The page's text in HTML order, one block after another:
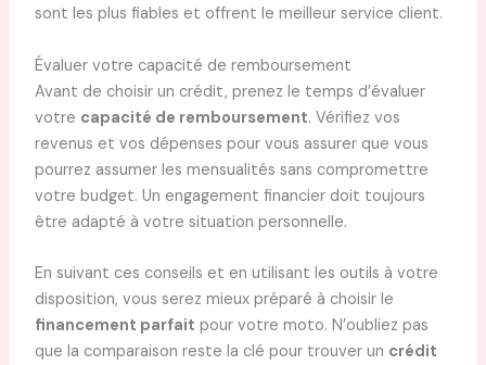
sont les plus fiables et offrent le meilleur service client.
Évaluer votre capacité de remboursement
Avant de choisir un crédit, prenez le temps d’évaluer
votre capacité de remboursement. Vérifiez vos
revenus et vos dépenses pour vous assurer que vous
pourrez assumer les mensualités sans compromettre
votre budget. Un engagement financier doit toujours
être adapté à votre situation personnelle.
En suivant ces conseils et en utilisant les outils à votre
disposition, vous serez mieux préparé à choisir le
financement parfait pour votre moto. N’oubliez pas
que la comparaison reste la clé pour trouver un crédit